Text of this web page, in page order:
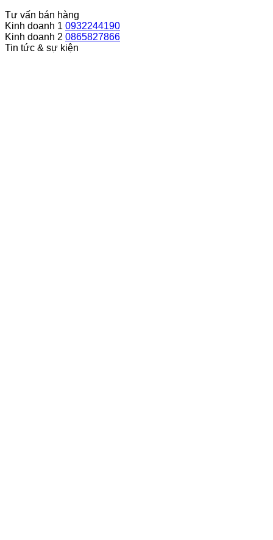
Tư vấn bán hàng
Kinh doanh 1 0932244190
Kinh doanh 2 0865827866
Tin tức & sự kiện